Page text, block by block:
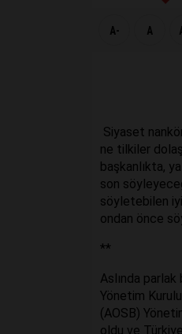
A- A
Siyaset
ne tilkiler
başkanlıkta,
son
söyletebilen iyi
ondan önce
**
Aslında parlak
Yönetim
(AOSB)
oldu ve